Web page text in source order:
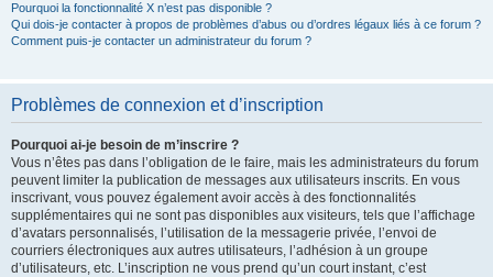
Pourquoi la fonctionnalité X n’est pas disponible ?
Qui dois-je contacter à propos de problèmes d’abus ou d’ordres légaux liés à ce forum ?
Comment puis-je contacter un administrateur du forum ?
Problèmes de connexion et d’inscription
Pourquoi ai-je besoin de m’inscrire ?
Vous n’êtes pas dans l’obligation de le faire, mais les administrateurs du forum
peuvent limiter la publication de messages aux utilisateurs inscrits. En vous
inscrivant, vous pouvez également avoir accès à des fonctionnalités
supplémentaires qui ne sont pas disponibles aux visiteurs, tels que l’affichage
d’avatars personnalisés, l’utilisation de la messagerie privée, l’envoi de
courriers électroniques aux autres utilisateurs, l’adhésion à un groupe
d’utilisateurs, etc. L’inscription ne vous prend qu’un court instant, c’est